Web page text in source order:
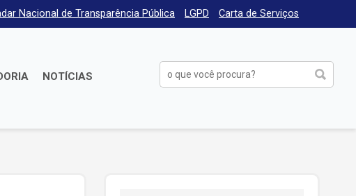
Nacional de Transparência Pública LGPD Carta de Serviços
NOTÍCIAS